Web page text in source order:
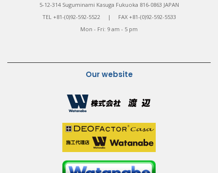
5-12-314 Suguminami Kasuga Fukuoka 816-0863 JAPAN
TEL +81-(0)92-592-5522 | FAX +81-(0)92-592-5533
Mon - Fri: 9 am - 5 pm
Our website